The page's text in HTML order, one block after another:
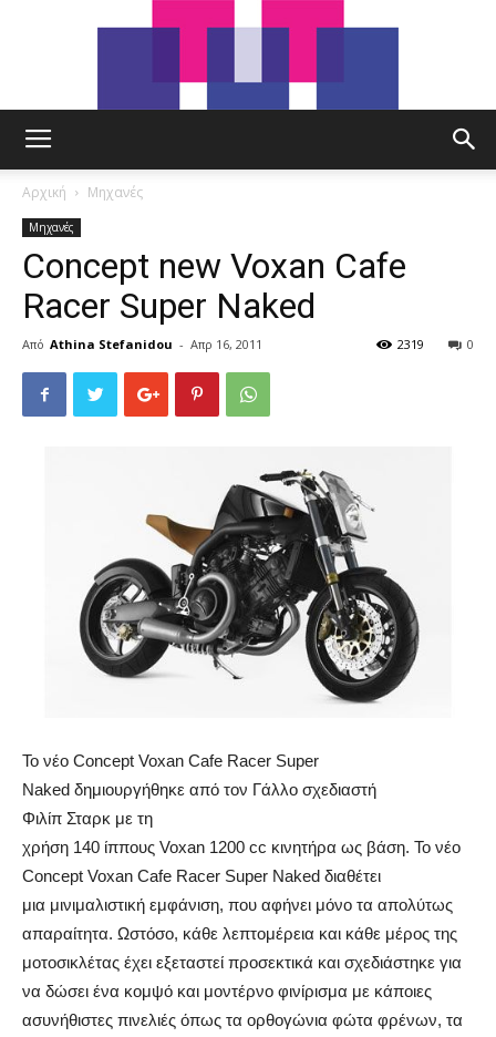
Αρχική Μηχανές
Μηχανές
Concept new Voxan Cafe
Racer Super Naked
Από Athina Stefanidou - Απρ 16, 2011 0
2319
Το νέο Concept Voxan Cafe Racer Super
Naked δημιουργήθηκε από τον Γάλλο σχεδιαστή
Φιλίπ Σταρκ με τη
χρήση 140 ίππους Voxan 1200 cc κινητήρα ως βάση. Το νέο
Concept Voxan Cafe Racer Super Naked διαθέτει
μια μινιμαλιστική εμφάνιση, που αφήνει μόνο τα απολύτως
απαραίτητα. Ωστόσο, κάθε λεπτομέρεια και κάθε μέρος της
μοτοσικλέτας έχει εξεταστεί προσεκτικά και σχεδιάστηκε για
να δώσει ένα κομψό και μοντέρνο φινίρισμα με κάποιες
ασυνήθιστες πινελιές όπως τα ορθογώνια φώτα φρένων, τα